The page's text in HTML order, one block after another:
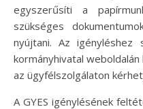
egyszerűsíti a
szükséges
nyújtani. Az igényléshez
kormányhivatal
az ügyfélszolgálaton
A GYES igénylésének